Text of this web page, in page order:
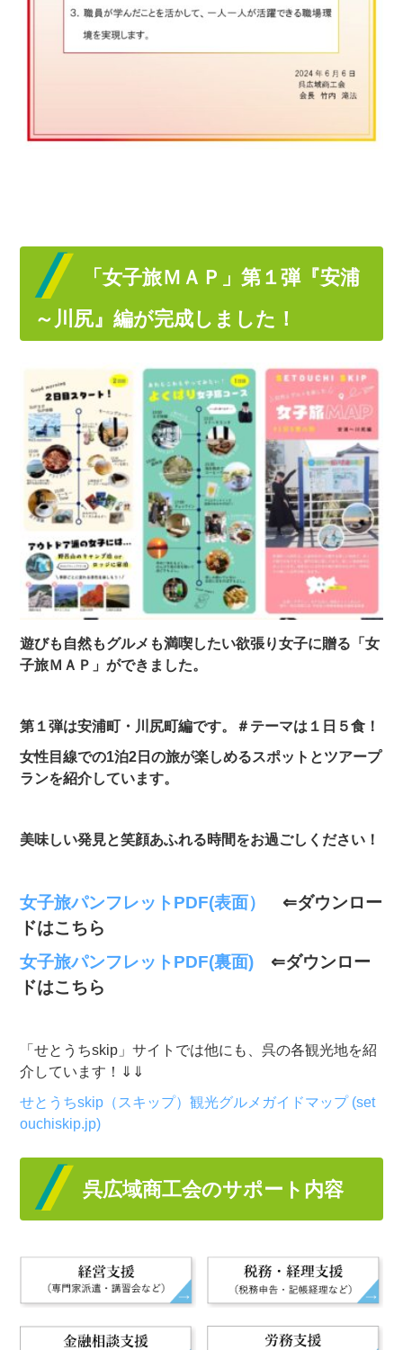
「女子旅ＭＡＰ」第１弾『安浦
～川尻』編が完成しました！
遊びも自然もグルメも満喫したい欲張り女子に贈る「女
子旅ＭＡＰ」ができました。
第１弾は安浦町・川尻町編です。＃テーマは１日５食！
女性目線での1泊2日の旅が楽しめるスポットとツアープ
ランを紹介しています。
美味しい発見と笑顔あふれる時間をお過ごしください！
女子旅パンフレットPDF(表面）
⇐ダウンロー
ドはこちら
女子旅パンフレットPDF(裏面) ⇐ダウンロー
ドはこちら
「せとうちskip」サイトでは他にも、呉の各観光地を紹
介しています！⇓⇓
せとうちskip（スキップ）観光グルメガイドマップ (set
ouchiskip.jp)
呉広域商工会のサポート内容